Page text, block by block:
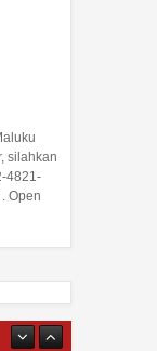
silahkan
4821-
Open